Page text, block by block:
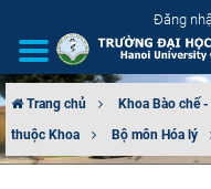
Đăng
GIỚI THIỆU
Trang chủ Khoa Bào chế
thuộc Khoa
Bộ môn Hóa lý